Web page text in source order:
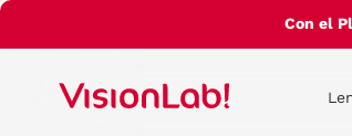
Con el